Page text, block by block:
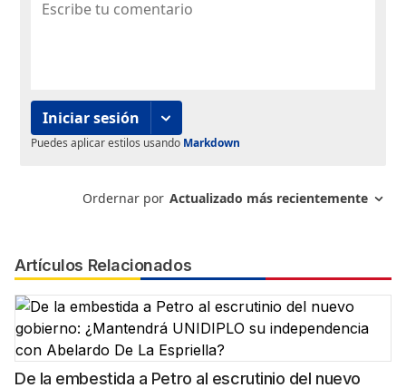
Artículos Relacionados
De la embestida a Petro al escrutinio del nuevo